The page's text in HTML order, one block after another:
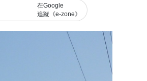
在Google
追蹤《e-zone》